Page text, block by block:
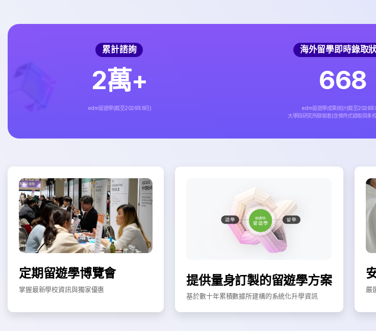
累計諮詢
2萬+
edm留遊學(截至2026年8月)
海外留學即時錄取
668
edm留遊學成果統計(截至2026年
大學與研究所錄取者(含條件式錄取與多
定期留遊學博覽會
掌握最新學校資訊與獨家優惠
提供量身訂製的留遊學方案
基於數十年累積數據所建構的系統化升學資訊
嚴